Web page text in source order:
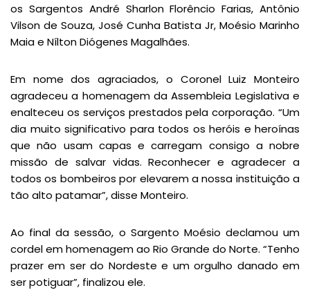
os Sargentos André Sharlon Florêncio Farias, Antônio
Vilson de Souza, José Cunha Batista Jr, Moésio Marinho
Maia e Nílton Diógenes Magalhães.
Em nome dos agraciados, o Coronel Luiz Monteiro
agradeceu a homenagem da Assembleia Legislativa e
enalteceu os serviços prestados pela corporação. “Um
dia muito significativo para todos os heróis e heroínas
que não usam capas e carregam consigo a nobre
missão de salvar vidas. Reconhecer e agradecer a
todos os bombeiros por elevarem a nossa instituição a
tão alto patamar”, disse Monteiro.
Ao final da sessão, o Sargento Moésio declamou um
cordel em homenagem ao Rio Grande do Norte. “Tenho
prazer em ser do Nordeste e um orgulho danado em
ser potiguar”, finalizou ele.